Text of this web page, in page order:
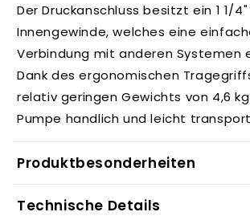
Der Druckanschluss besitzt ein 1 1/4"
Innengewinde, welches eine
Verbindung mit anderen Systemen
Dank des ergonomischen
relativ geringen Gewichts von 4,6
Pumpe handlich und leicht
Produktbesonderheiten
Technische Details